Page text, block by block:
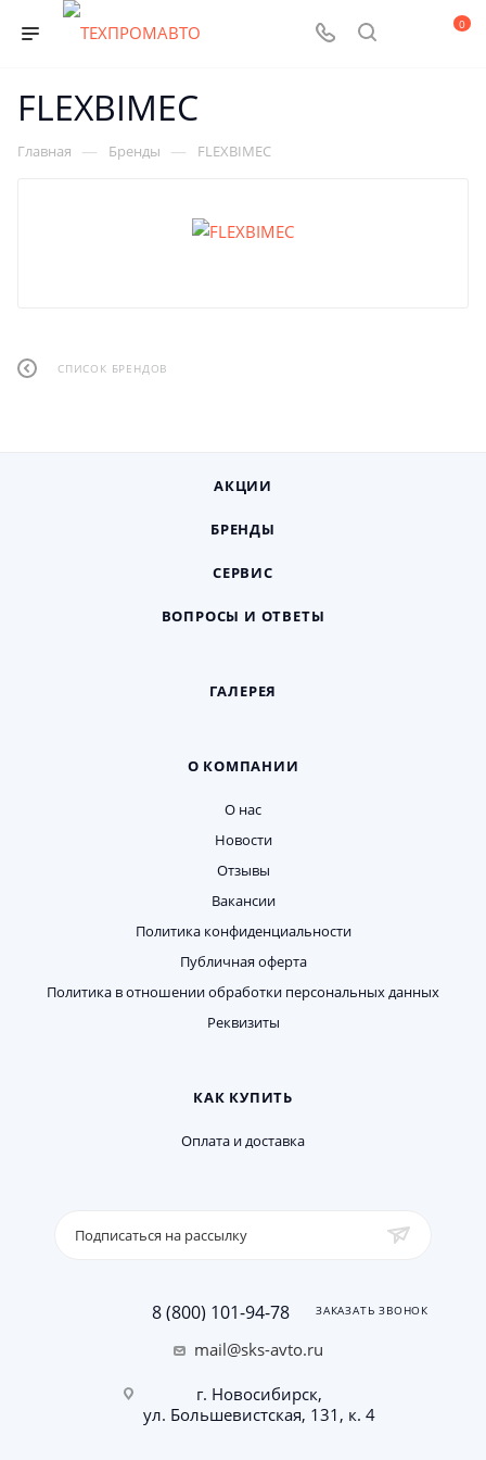
0
FLEXBIMEC
Главная — Бренды — FLEXBIMEC
СПИСОК БРЕНДОВ
АКЦИИ
БРЕНДЫ
СЕРВИС
ВОПРОСЫ И ОТВЕТЫ
ГАЛЕРЕЯ
О КОМПАНИИ
О нас
Новости
Отзывы
Вакансии
Политика конфиденциальности
Публичная оферта
Политика в отношении обработки персональных данных
Реквизиты
КАК КУПИТЬ
Оплата и доставка
Подписаться на рассылку
8 (800) 101-94-78 ЗАКАЗАТЬ ЗВОНОК
mail@sks-avto.ru
г. Новосибирск,
ул. Большевистская, 131, к. 4